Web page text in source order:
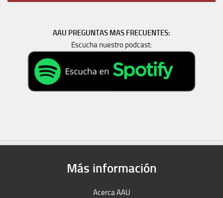
AAU PREGUNTAS MAS FRECUENTES:
Escucha nuestro podcast:
Más información
Acerca AAU